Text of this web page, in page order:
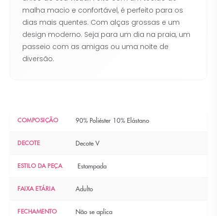
malha macio e confortável, é perfeito para os
dias mais quentes. Com alças grossas e um
design moderno. Seja para um dia na praia, um
passeio com as amigas ou uma noite de
diversão.
COMPOSIÇÃO 90% Poliéster 10% Elástano
DECOTE Decote V
ESTILO DA PEÇA Estampada
FAIXA ETÁRIA Adulto
FECHAMENTO Não se aplica